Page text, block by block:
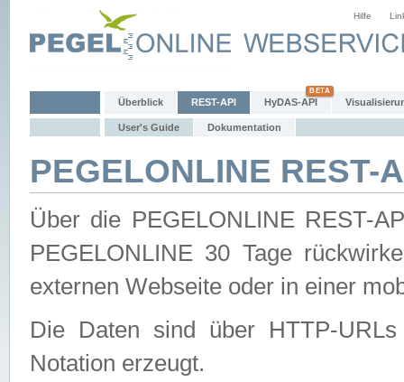
Hilfe
Überblick REST-API HyDAS-API
User's Guide Dokumentation
PEGELONLINE REST-
Über die PEGELONLINE REST-
PEGELONLINE 30 Tage
externen Webseite oder in einer
Die Daten sind über HTTP-
Notation erzeugt.